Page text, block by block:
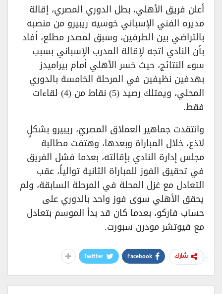
أعلن فريق الأهلي، بطل الدوري المصري، إقالة
مديره الفني الإسباني خوسيه ريبيرو من منصبه
بالتراضي بين الطرفين، وسبق لمصدر مطلع، أفاد
بأن النادي اتجه لإقالة المدرب الإسباني بسبب
سوء النتائج، حيث خسر الأهلي أمام بيراميدز
بهدفين نظيفين في المرحلة الخامسة بالدوري
المحلي، ويمتلك رصيد (5) نقاط من (4) لقاءات
فقط.
وانتقدت جماهير العملاق المصريّ، ريبيرو بشكلٍ
لاذع، خلال المباراة وبعدها، وهتفت مطالبة
مجلس إدارة النادي بإقالته، بعدما فشل الفريق
في تحقيق الفوز للمباراة الثانية توالياً، عقب
التعادل مع غزل المحلة في المرحلة السابقة، ولم
يحقق الأهلي سوى فوز واحد بالدوري على
حساب فاركو، بعدما كان قد بدأ الموسم بتعادل
مع فيوتشر مودرن سبورت.
شارك Facebook
Twitter